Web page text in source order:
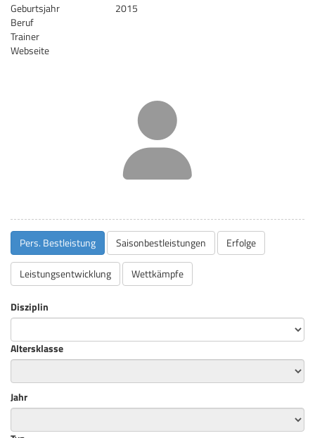
Geburtsjahr
2015
Beruf
Trainer
Webseite
Pers. Bestleistung Saisonbestleistungen Erfolge
Leistungsentwicklung Wettkämpfe
Disziplin
Altersklasse
Jahr